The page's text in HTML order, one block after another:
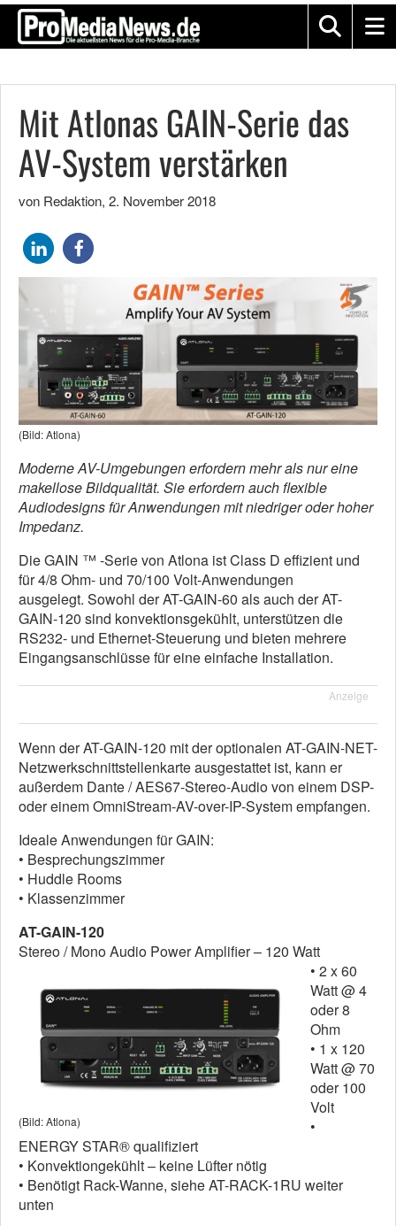
Mit Atlonas GAIN-Serie das
AV-System verstärken
von Redaktion, 2. November 2018
(Bild: Atlona)
Moderne AV-Umgebungen erfordern mehr als nur eine
makellose Bildqualität. Sie erfordern auch flexible
Audiodesigns für Anwendungen mit niedriger oder hoher
Impedanz.
Die GAIN ™ -Serie von Atlona ist Class D effizient und
für 4/8 Ohm- und 70/100 Volt-Anwendungen
ausgelegt. Sowohl der AT-GAIN-60 als auch der AT-
GAIN-120 sind konvektionsgekühlt, unterstützen die
RS232- und Ethernet-Steuerung und bieten mehrere
Eingangsanschlüsse für eine einfache Installation.
Anzeige
Wenn der AT-GAIN-120 mit der optionalen AT-GAIN-NET-
Netzwerkschnittstellenkarte ausgestattet ist, kann er
außerdem Dante / AES67-Stereo-Audio von einem DSP-
oder einem OmniStream-AV-over-IP-System empfangen.
Ideale Anwendungen für GAIN:
• Besprechungszimmer
• Huddle Rooms
• Klassenzimmer
AT-GAIN-120
Stereo / Mono Audio Power Amplifier – 120 Watt
(Bild: Atlona)
• 2 x 60
Watt @ 4
oder 8
Ohm
• 1 x 120
Watt @ 70
oder 100
Volt
•
ENERGY STAR® qualifiziert
• Konvektiongekühlt – keine Lüfter nötig
• Benötigt Rack-Wanne, siehe AT-RACK-1RU weiter
unten